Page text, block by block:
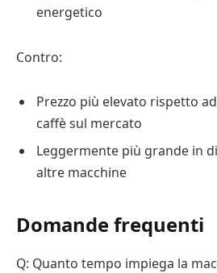
energetico
Contro:
Prezzo più elevato rispetto
caffè sul mercato
Leggermente più grande in
altre macchine
Domande frequenti
Q: Quanto tempo impiega la